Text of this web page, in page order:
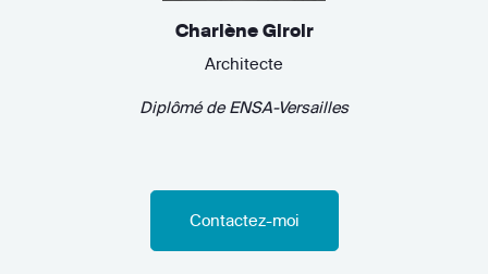
Charlène Giroir
Architecte
Diplômé deENSA-Versailles
Contactez-moi